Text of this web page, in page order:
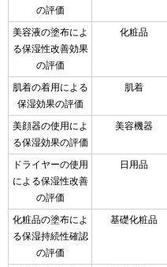
の評価
美容液の塗布によ
る保湿性改善効果
の評価
化粧品
肌着の着用による
保湿効果の評価
肌着
美顔器の使用によ
る保湿効果の評価
美容機器
ドライヤーの使用
による保湿性改善
の評価
日用品
化粧品の塗布によ
る保湿持続性確認
の評価
基礎化粧品